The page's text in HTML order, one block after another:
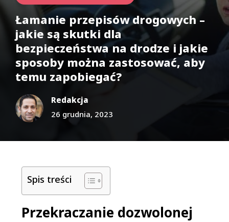
Łamanie przepisów drogowych –
jakie są skutki dla
bezpieczeństwa na drodze i jakie
sposoby można zastosować, aby
temu zapobiegać?
Redakcja
26 grudnia, 2023
Spis treści
Przekraczanie dozwolonej